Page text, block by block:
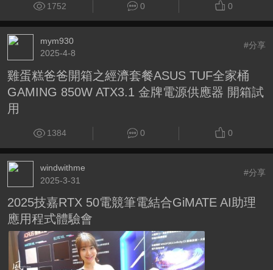
1752 0 0
mym930
2025-4-8
#分享
雞蛋糕爸爸開箱之經濟套餐ASUS TUF全家桶
GAMING 850W ATX3.1 金牌電源供應器 開箱試
用
1384 0 0
windwithme
2025-3-31
#分享
2025技嘉RTX 50電競筆電結合GiMATE AI助理
應用程式體驗會